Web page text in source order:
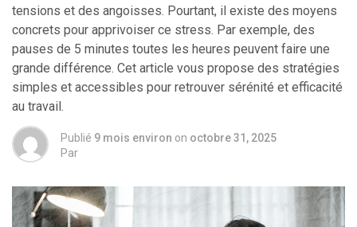
tensions et des angoisses. Pourtant, il existe des moyens
concrets pour apprivoiser ce stress. Par exemple, des
pauses de 5 minutes toutes les heures peuvent faire une
grande différence. Cet article vous propose des stratégies
simples et accessibles pour retrouver sérénité et efficacité
au travail.
Publié 9 mois environ on octobre 31, 2025
Par